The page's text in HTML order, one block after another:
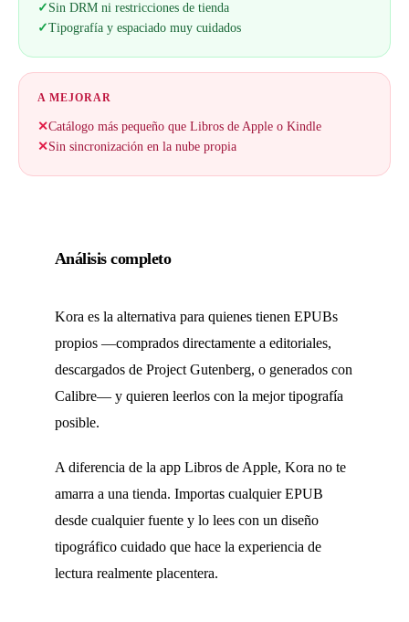
✓ Sin DRM ni restricciones de tienda
✓Tipografía y espaciado muy cuidados
A MEJORAR
✕Catálogo más pequeño que Libros de Apple o Kindle
✕Sin sincronización en la nube propia
Análisis completo
Kora es la alternativa para quienes tienen EPUBs
propios —comprados directamente a editoriales,
descargados de Project Gutenberg, o generados con
Calibre— y quieren leerlos con la mejor tipografía
posible.
A diferencia de la app Libros de Apple, Kora no te
amarra a una tienda. Importas cualquier EPUB
desde cualquier fuente y lo lees con un diseño
tipográfico cuidado que hace la experiencia de
lectura realmente placentera.